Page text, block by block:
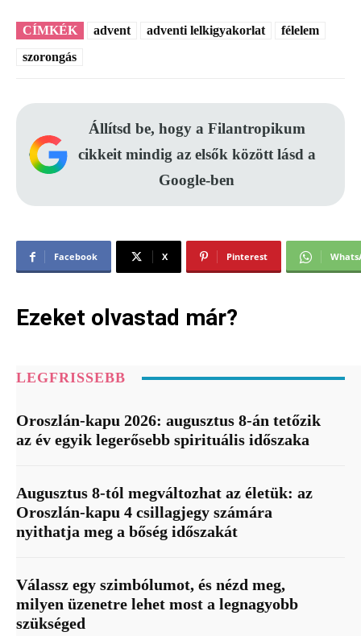
CÍMKÉK advent adventi lelkigyakorlat
félelem
szorongás
Állítsd be, hogy a Filantropikum
cikkeit mindig az elsők között lásd a
Google-ben
Facebook X Pinterest
Ezeket olvastad már?
LEGFRISSEBB
Oroszlán-kapu 2026: augusztus 8-án tetőzik
az év egyik legerősebb spirituális időszaka
Augusztus 8-tól megváltozhat az életük: az
Oroszlán-kapu 4 csillagjegy számára
nyithatja meg a bőség időszakát
Válassz egy szimbólumot, és nézd meg,
milyen üzenetre lehet most a legnagyobb
szükséged